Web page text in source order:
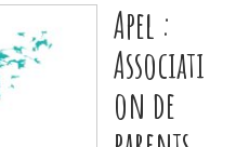
Apel :
Associati
on de